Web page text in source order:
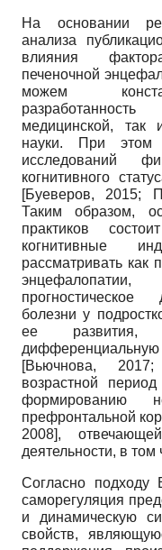
На основании
анализа
влияния
печеночной
можем
медицинской, так
науки. При этом
исследований
когнитивного
[Буеверов, 2015;
Таким образом,
практиков
когнитивные
рассматривать как
энцефалопатии,
прогностическое
болезни у
ее развития,
[Вьючнова, 2017
возрастной
формированию
префронтальной
2008],
деятельности, в том
Согласно подходу
саморегуляция
и динамическую
свойств,